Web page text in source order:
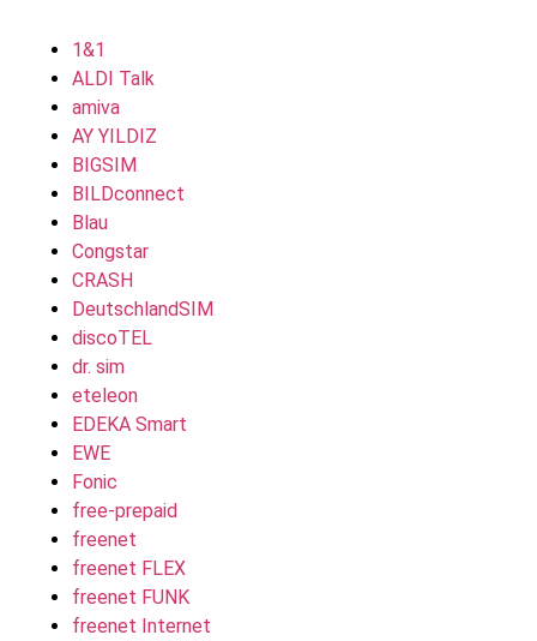
1&1
ALDI Talk
amiva
AY YILDIZ
BIGSIM
BILDconnect
Blau
Congstar
CRASH
DeutschlandSIM
discoTEL
dr. sim
eteleon
EDEKA Smart
EWE
Fonic
free-prepaid
freenet
freenet FLEX
freenet FUNK
freenet Internet